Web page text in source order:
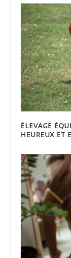
ÉLEVAGE
HEUREUX ET